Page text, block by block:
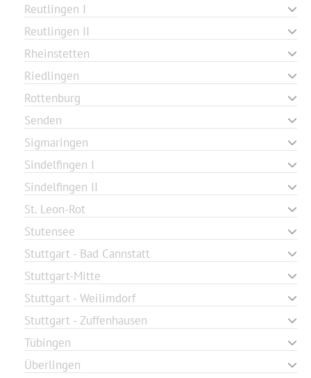
Reutlingen I
Reutlingen II
Rheinstetten
Riedlingen
Rottenburg
Senden
Sigmaringen
Sindelfingen I
Sindelfingen II
St. Leon-Rot
Stutensee
Stuttgart - Bad Cannstatt
Stuttgart-Mitte
Stuttgart - Weilimdorf
Stuttgart - Zuffenhausen
Tübingen
Überlingen